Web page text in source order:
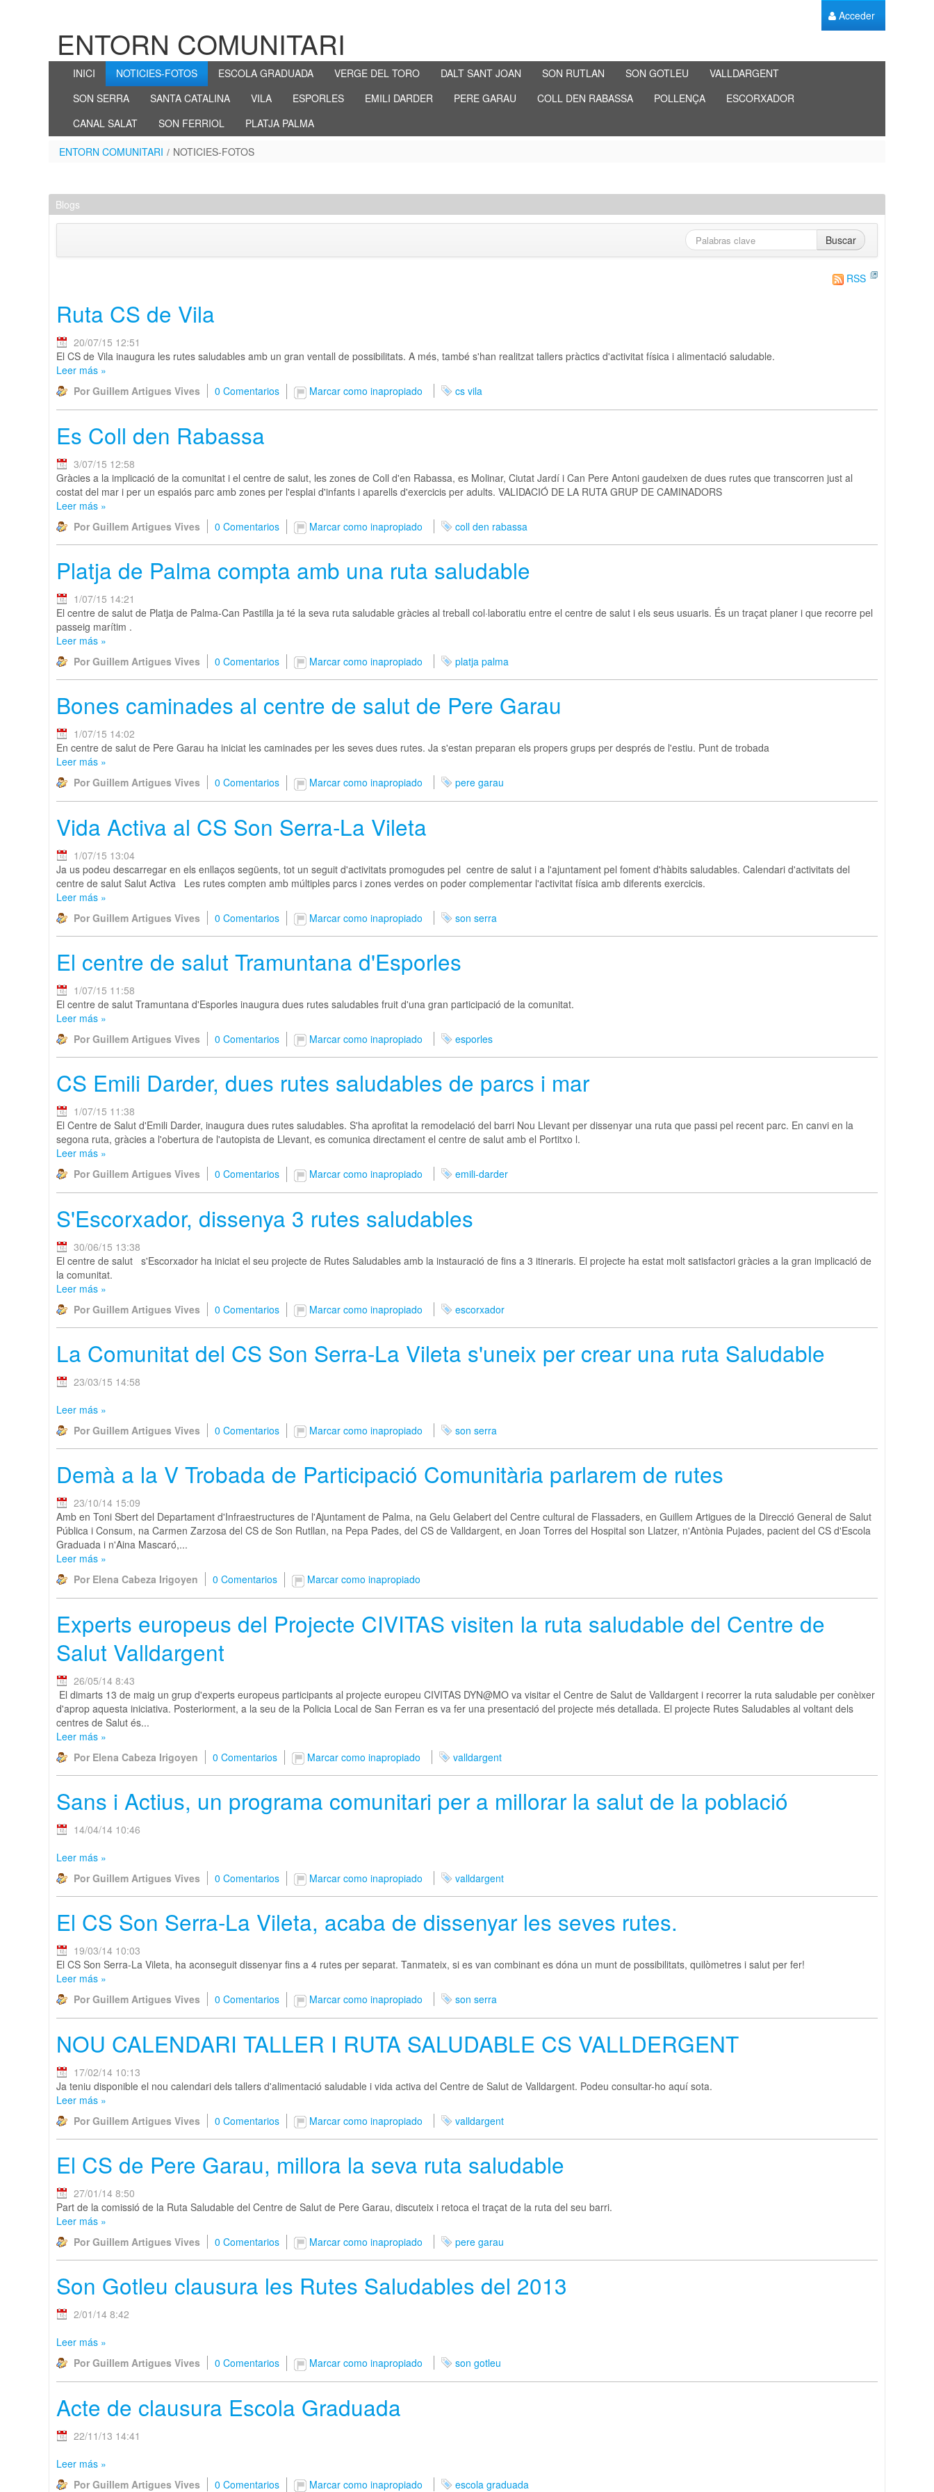
Acceder
ENTORN COMUNITARI
NOTICIES-FOTOS
INICI NOTICIES-FOTOS ESCOLA GRADUADA VERGE DEL TORO DALT SANT JOAN SON RUTLAN SON GOTLEU
VALLDARGENT
SON SERRA
SANTA CATALINA VILA ESPORLES EMILI DARDER PERE GARAU COLL DEN RABASSA POLLENÇA
ESCORXADOR
CANAL SALAT
SON FERRIOL PLATJA PALMA
ENTORN COMUNITARI / NOTICIES-FOTOS
Blogs
Buscar
RSS
Ruta CS de Vila
20/07/15 12:51
El CS de Vila inaugura les rutes saludables amb un gran ventall de possibilitats. A més, també s'han realitzat tallers pràctics d'activitat física i alimentació saludable.
Leer más »
Por Guillem Artigues Vives
0 Comentarios Marcar como inapropiado cs vila
Es Coll den Rabassa
3/07/15 12:58
Gràcies a la implicació de la comunitat i el centre de salut, les zones de Coll d'en Rabassa, es Molinar, Ciutat Jardí i Can Pere Antoni gaudeixen de dues rutes que transcorren just al
costat del mar i per un espaiós parc amb zones per l'esplai d'infants i aparells d'exercicis per adults. VALIDACIÓ DE LA RUTA GRUP DE CAMINADORS
Leer más »
Por Guillem Artigues Vives
0 Comentarios Marcar como inapropiado coll den rabassa
Platja de Palma compta amb una ruta saludable
1/07/15 14:21
El centre de salut de Platja de Palma-Can Pastilla ja té la seva ruta saludable gràcies al treball col·laboratiu entre el centre de salut i els seus usuaris. És un traçat planer i que recorre pel
passeig marítim .
Leer más »
Por Guillem Artigues Vives
0 Comentarios Marcar como inapropiado platja palma
Bones caminades al centre de salut de Pere Garau
1/07/15 14:02
En centre de salut de Pere Garau ha iniciat les caminades per les seves dues rutes. Ja s'estan preparan els propers grups per després de l'estiu. Punt de trobada
Leer más »
Por Guillem Artigues Vives
0 Comentarios Marcar como inapropiado pere garau
Vida Activa al CS Son Serra-La Vileta
1/07/15 13:04
Ja us podeu descarregar en els enllaços següents, tot un seguit d'activitats promogudes pel centre de salut i a l'ajuntament pel foment d'hàbits saludables. Calendari d'activitats del
centre de salut Salut Activa Les rutes compten amb múltiples parcs i zones verdes on poder complementar l'activitat física amb diferents exercicis.
Leer más »
Por Guillem Artigues Vives
0 Comentarios Marcar como inapropiado son serra
El centre de salut Tramuntana d'Esporles
1/07/15 11:58
El centre de salut Tramuntana d'Esporles inaugura dues rutes saludables fruit d'una gran participació de la comunitat.
Leer más »
Por Guillem Artigues Vives
0 Comentarios Marcar como inapropiado esporles
CS Emili Darder, dues rutes saludables de parcs i mar
1/07/15 11:38
El Centre de Salut d'Emili Darder, inaugura dues rutes saludables. S'ha aprofitat la remodelació del barri Nou Llevant per dissenyar una ruta que passi pel recent parc. En canvi en la
segona ruta, gràcies a l'obertura de l'autopista de Llevant, es comunica directament el centre de salut amb el Portitxo l.
Leer más »
Por Guillem Artigues Vives
0 Comentarios Marcar como inapropiado emili-darder
S'Escorxador, dissenya 3 rutes saludables
30/06/15 13:38
El centre de salut s'Escorxador ha iniciat el seu projecte de Rutes Saludables amb la instauració de fins a 3 itineraris. El projecte ha estat molt satisfactori gràcies a la gran implicació de
la comunitat.
Leer más »
Por Guillem Artigues Vives
0 Comentarios Marcar como inapropiado escorxador
La Comunitat del CS Son Serra-La Vileta s'uneix per crear una ruta Saludable
23/03/15 14:58
Leer más »
Por Guillem Artigues Vives
0 Comentarios Marcar como inapropiado son serra
Demà a la V Trobada de Participació Comunitària parlarem de rutes
23/10/14 15:09
Amb en Toni Sbert del Departament d'Infraestructures de l'Ajuntament de Palma, na Gelu Gelabert del Centre cultural de Flassaders, en Guillem Artigues de la Direcció General de Salut
Pública i Consum, na Carmen Zarzosa del CS de Son Rutllan, na Pepa Pades, del CS de Valldargent, en Joan Torres del Hospital son Llatzer, n'Antònia Pujades, pacient del CS d'Escola
Graduada i n'Aina Mascaró,...
Leer más »
Por Elena Cabeza Irigoyen
0 Comentarios Marcar como inapropiado
Experts europeus del Projecte CIVITAS visiten la ruta saludable del Centre de
Salut Valldargent
26/05/14 8:43
El dimarts 13 de maig un grup d'experts europeus participants al projecte europeu CIVITAS DYN@MO va visitar el Centre de Salut de Valldargent i recorrer la ruta saludable per conèixer
d'aprop aquesta iniciativa. Posteriorment, a la seu de la Policia Local de San Ferran es va fer una presentació del projecte més detallada. El projecte Rutes Saludables al voltant dels
centres de Salut és...
Leer más »
Por Elena Cabeza Irigoyen
0 Comentarios Marcar como inapropiado valldargent
Sans i Actius, un programa comunitari per a millorar la salut de la població
14/04/14 10:46
Leer más »
Por Guillem Artigues Vives
0 Comentarios Marcar como inapropiado valldargent
El CS Son Serra-La Vileta, acaba de dissenyar les seves rutes.
19/03/14 10:03
El CS Son Serra-La Vileta, ha aconseguit dissenyar fins a 4 rutes per separat. Tanmateix, si es van combinant es dóna un munt de possibilitats, quilòmetres i salut per fer!
Leer más »
Por Guillem Artigues Vives
0 Comentarios Marcar como inapropiado son serra
NOU CALENDARI TALLER I RUTA SALUDABLE CS VALLDERGENT
17/02/14 10:13
Ja teniu disponible el nou calendari dels tallers d'alimentació saludable i vida activa del Centre de Salut de Valldargent. Podeu consultar-ho aquí sota.
Leer más »
Por Guillem Artigues Vives
0 Comentarios Marcar como inapropiado valldargent
El CS de Pere Garau, millora la seva ruta saludable
27/01/14 8:50
Part de la comissió de la Ruta Saludable del Centre de Salut de Pere Garau, discuteix i retoca el traçat de la ruta del seu barri.
Leer más »
Por Guillem Artigues Vives
0 Comentarios Marcar como inapropiado pere garau
Son Gotleu clausura les Rutes Saludables del 2013
2/01/14 8:42
Leer más »
Por Guillem Artigues Vives
0 Comentarios Marcar como inapropiado son gotleu
Acte de clausura Escola Graduada
22/11/13 14:41
Leer más »
Por Guillem Artigues Vives
0 Comentarios Marcar como inapropiado escola graduada